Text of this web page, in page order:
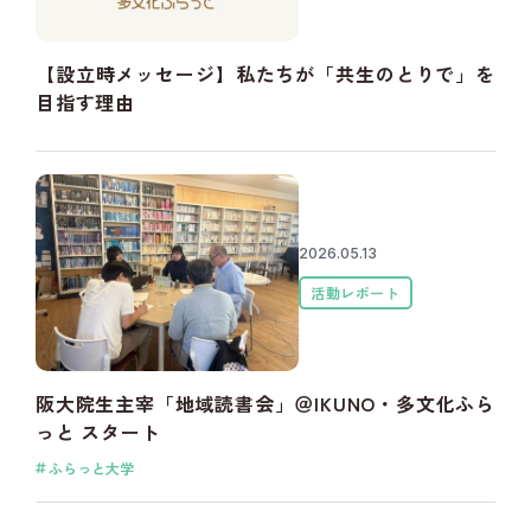
【設立時メッセージ】私たちが「共生のとりで」を
目指す理由
2026.05.13
活動レポート
阪大院生主宰「地域読書会」＠IKUNO・多文化ふら
っと スタート
ふらっと大学